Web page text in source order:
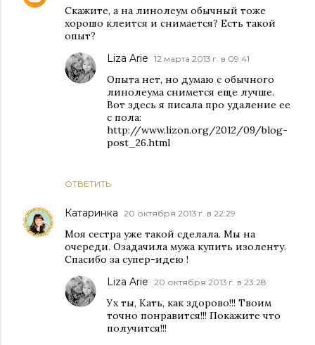
Скажите, а на линолеум обычный тоже
хорошо клеится и снимается? Есть такой
опыт?
ОТВЕТИТЬ
Liza Arie 12 марта 2013 г. в 09:41
Опыта нет, но думаю с обычного
линолеума снимется еще лучше.
Вот здесь я писала про удаление ее
с пола:
http://www.lizon.org/2012/09/blog-
post_26.html
Катаринка 20 октября 2013 г. в 22:29
Моя сестра уже такой сделала. Мы на
очереди. Озадачила мужа купить изоленту.
Спасибо за супер-идею !
Liza Arie 20 октября 2013 г. в 23:28
Ух ты, Кать, как здорово!!! Твоим
точно понравится!!! Покажите что
получится!!!